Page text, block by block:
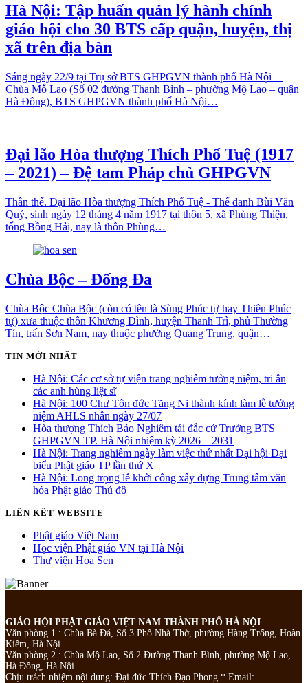
Hà Nội: Tập huấn quản lý hành chính
giáo hội cho 30 BTS cấp quận, huyện, thị
xã trên địa bàn
Sáng ngày 22/9 tại Trụ sở BTS GHPGVN thành phố Hà Nội –
Chùa Mỗ Lao (Số 02 đường Thanh Bình – phường Mộ Lao – quận
Hà Đông), BTS GHPGVN thành phố Hà Nội…
Đại lão Hòa thượng Thích Phổ Tuệ (1917
– 2021) – Đệ tam Pháp chủ GHPGVN
Thân thế. Đại lão Hòa thượng Thích Phổ Tuệ - Thế danh Bùi Văn
Quý, sinh ngày 12 tháng 4 năm 1917 tại thôn 5, xã Phùng Thiện,
tổng Bồng Hải, nay là thôn Phùng…
Chùa Bộc – Đống Đa
Chùa Bộc Chùa Bộc (còn có tên là Sùng Phúc tự hay Thiên Phúc
tự) xưa thuộc thôn Khương Đình, huyện Thanh Trì, phủ Thường
Tín, trấn Sơn Nam, nay thuộc phường Quang Trung, quận…
TIN MỚI NHẤT
Hà Nội: Các cơ sở tự viện trang nghiêm tưởng niệm, tri ân
các anh hùng liệt sĩ
Hà Nội: 100 Chư Tôn đức Tăng Ni thành kính làm lễ tưởng
niệm AHLS nhân ngày 27/07
Hòa thượng Thích Bảo Nghiêm tái đắc cử Trưởng BTS
GHPGVN TP. Hà Nội nhiệm kỳ 2026 – 2031
Hà Nội: Trang nghiêm ngày làm việc thứ nhất Đại hội Đại
biểu Phật giáo TP lần thứ X
Hà Nội: Long trọng lễ khởi công xây dựng Trung tâm văn
hóa Phật giáo Thủ đô
LIÊN KẾT WEBSITE
Phật giáo Việt Nam
Học viện Phật giáo VN tại Hà Nội
Thư viện Hoa Sen
GIÁO HỘI PHẬT GIÁO VIỆT NAM THÀNH PHỐ HÀ NỘI
Văn phòng 1 : Chùa Bà Đá, Số 3 Phố Nhà Thờ, phường Hàng Trống, Hoàn
Kiếm, Hà Nội.
Văn phòng 2 : Chùa Mộ Lao, Số 2 Đường Thanh Bình, phường Mộ Lao,
Hà Đông, Hà Nội
Chịu trách nhiệm nội dung: Đại đức Thích Đạo Phong * Email: